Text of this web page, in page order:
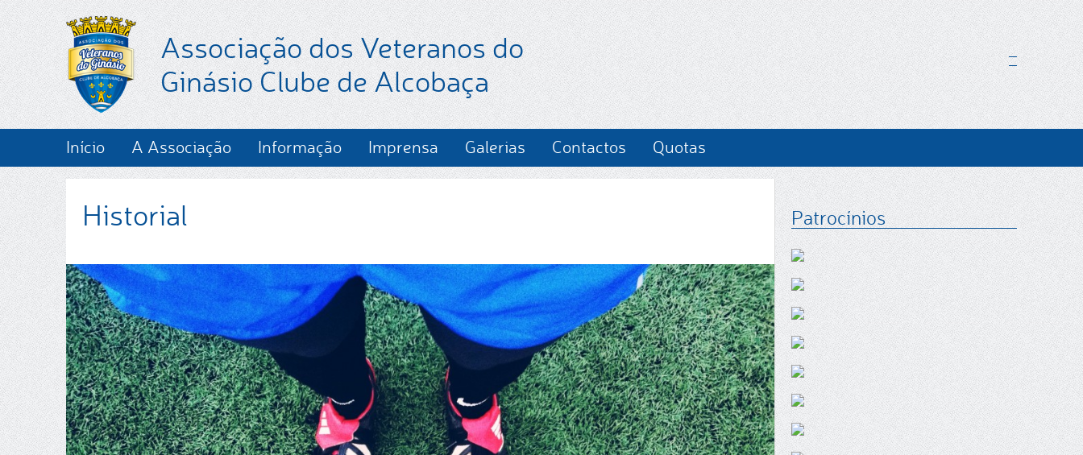
Associação dos Veteranos do
Ginásio Clube de Alcobaça
FacebookYoutubeInstagramGoogle+
Início A Associação Informação Imprensa Galerias Contactos Quotas
Historial Patrocínios